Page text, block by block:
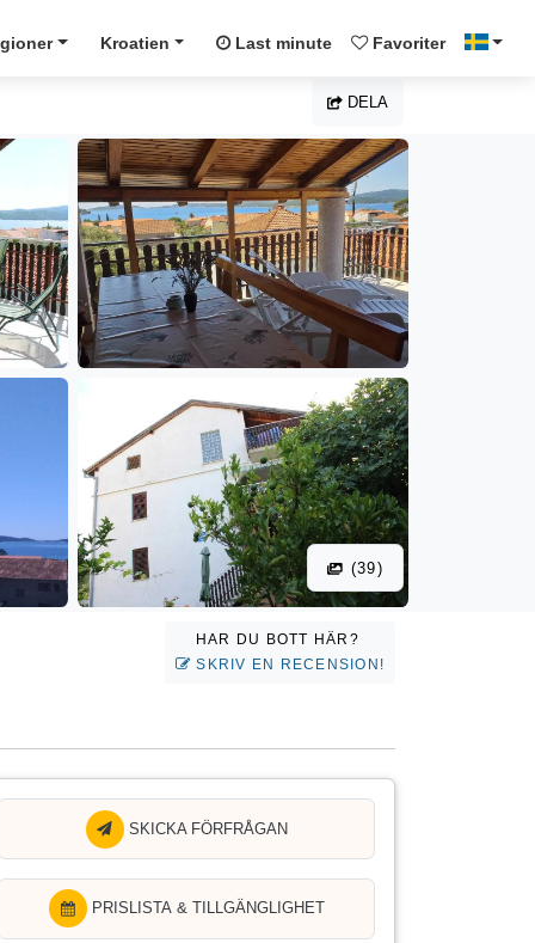
Kroatien Last minute Favoriter
DELA
(39)
HAR DU BOTT HÄR?
SKRIV EN RECENSION!
SKICKA FÖRFRÅGAN
PRISLISTA & TILLGÄNGLIGHET